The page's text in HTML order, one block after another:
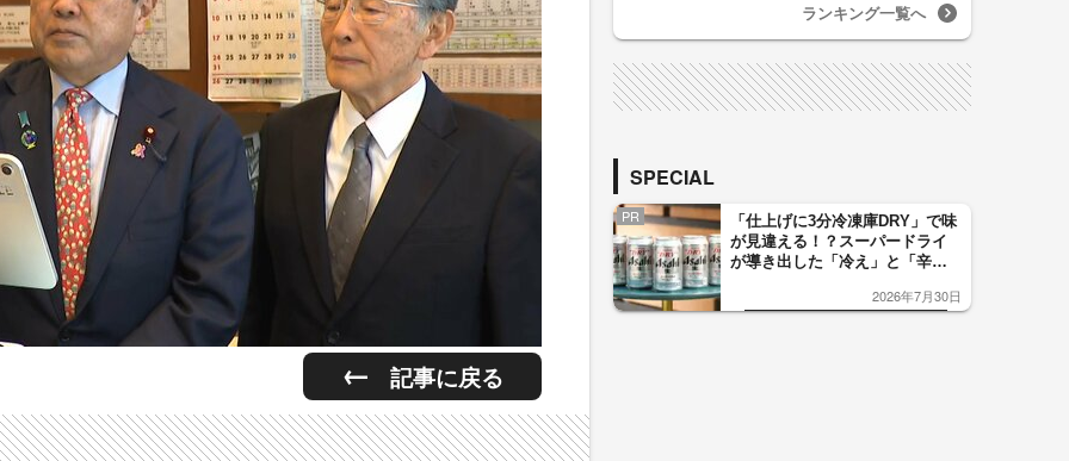
記事に戻る
ランキング一覧へ
SPECIAL
PR
「仕上げに3分冷凍庫DRY」で味
が見違える！？スーパードライ
が導き出した「冷え」と「辛
した「辛口カーブ」が飲み頃の
2026年7月30日